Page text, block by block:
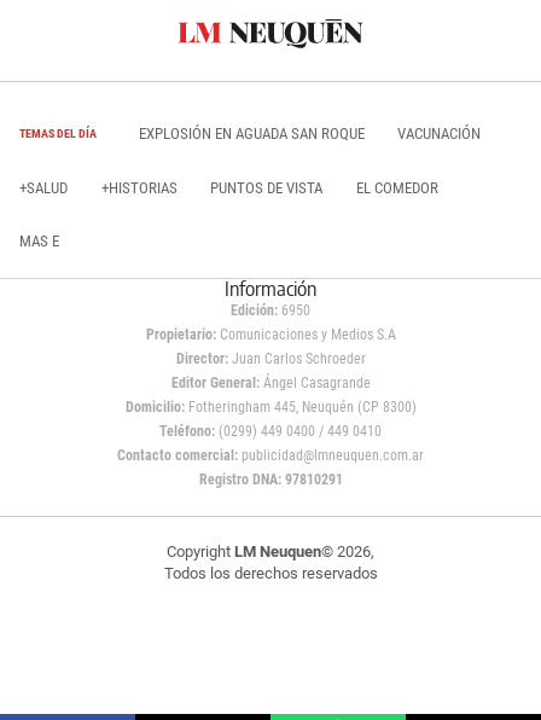
TEMAS DEL DÍA EXPLOSIÓN EN AGUADA SAN ROQUE VACUNACIÓN
+SALUD +HISTORIAS PUNTOS DE VISTA EL COMEDOR
MAS E
Información
Edición: 6950
Propietario:Comunicaciones y Medios S.A
Director: Juan Carlos Schroeder
Editor General:Ángel Casagrande
Domicilio:Fotheringham 445, Neuquén (CP 8300)
Teléfono: (0299) 449 0400 / 449 0410
Contacto comercial: publicidad@lmneuquen.com.ar
Registro DNA: 97810291
Copyright LM Neuquen© 2026,
Todos los derechos reservados